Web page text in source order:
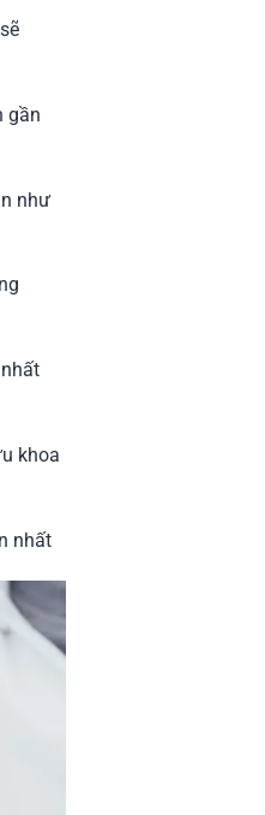
gần
như
khoa
nhất